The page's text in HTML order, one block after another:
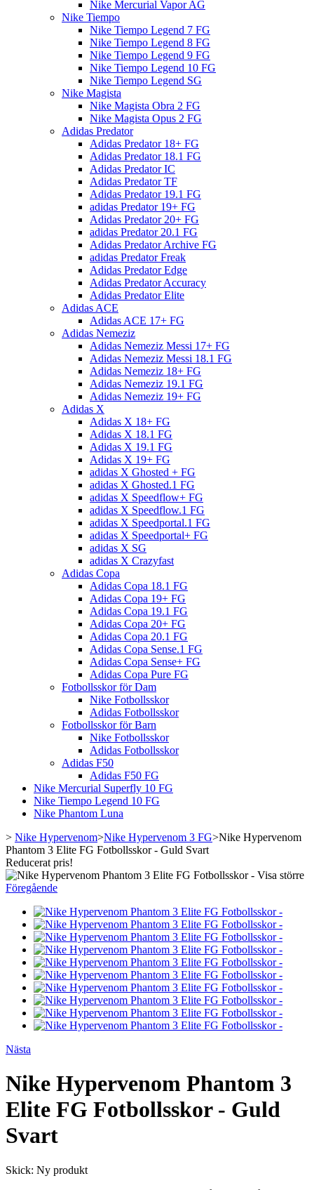
Nike Mercurial Vapor AG
Nike Tiempo
Nike Tiempo Legend 7 FG
Nike Tiempo Legend 8 FG
Nike Tiempo Legend 9 FG
Nike Tiempo Legend 10 FG
Nike Tiempo Legend SG
Nike Magista
Nike Magista Obra 2 FG
Nike Magista Opus 2 FG
Adidas Predator
Adidas Predator 18+ FG
Adidas Predator 18.1 FG
Adidas Predator IC
Adidas Predator TF
Adidas Predator 19.1 FG
adidas Predator 19+ FG
Adidas Predator 20+ FG
adidas Predator 20.1 FG
Adidas Predator Archive FG
adidas Predator Freak
Adidas Predator Edge
Adidas Predator Accuracy
Adidas Predator Elite
Adidas ACE
Adidas ACE 17+ FG
Adidas Nemeziz
Adidas Nemeziz Messi 17+ FG
Adidas Nemeziz Messi 18.1 FG
Adidas Nemeziz 18+ FG
Adidas Nemeziz 19.1 FG
Adidas Nemeziz 19+ FG
Adidas X
Adidas X 18+ FG
Adidas X 18.1 FG
Adidas X 19.1 FG
Adidas X 19+ FG
adidas X Ghosted + FG
adidas X Ghosted.1 FG
adidas X Speedflow+ FG
adidas X Speedflow.1 FG
adidas X Speedportal.1 FG
adidas X Speedportal+ FG
adidas X SG
adidas X Crazyfast
Adidas Copa
Adidas Copa 18.1 FG
Adidas Copa 19+ FG
Adidas Copa 19.1 FG
Adidas Copa 20+ FG
Adidas Copa 20.1 FG
Adidas Copa Sense.1 FG
Adidas Copa Sense+ FG
Adidas Copa Pure FG
Fotbollsskor för Dam
Nike Fotbollsskor
Adidas Fotbollsskor
Fotbollsskor för Barn
Nike Fotbollsskor
Adidas Fotbollsskor
Adidas F50
Adidas F50 FG
Nike Mercurial Superfly 10 FG
Nike Tiempo Legend 10 FG
Nike Phantom Luna
> Nike Hypervenom>Nike Hypervenom 3 FG>Nike Hypervenom
Phantom 3 Elite FG Fotbollsskor - Guld Svart
Reducerat pris!
Visa större
Föregående
Nästa
Nike Hypervenom Phantom 3
Elite FG Fotbollsskor - Guld
Svart
Skick: Ny produkt